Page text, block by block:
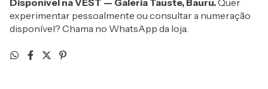
Disponível na VEST — Galeria Tauste, Bauru.Quer
experimentar pessoalmente ou consultar a numeração
disponível? Chama no WhatsApp da loja.